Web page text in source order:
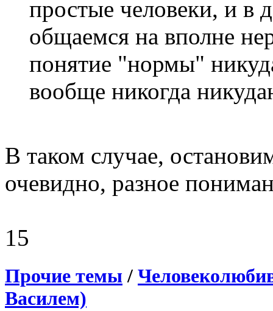
простые человеки, и в
общаемся на вполне
понятие "нормы"
вообще никогда
В таком случае,
очевидно, разное
15
Прочие темы /
Василем)